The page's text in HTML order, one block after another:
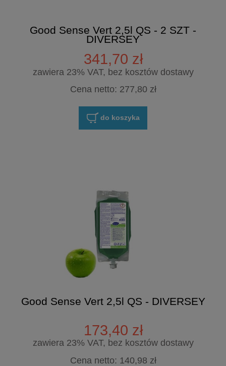
Good Sense Vert 2,5l QS - 2 SZT -
DIVERSEY
341,70 zł
zawiera 23% VAT, bez kosztów dostawy
Cena netto: 277,80 zł
do koszyka
Good Sense Vert 2,5l QS - DIVERSEY
173,40 zł
zawiera 23% VAT, bez kosztów dostawy
Cena netto: 140,98 zł